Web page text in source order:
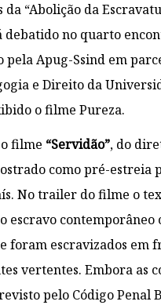
da “Abolição da
debatido no quarto
Apug-Ssind em
e Direito da
o filme Pureza.
filme “Servidão”, do
como pré-estreia
No trailer do filme o
contemporâneo
escravizados em
vertentes. Embora as
pelo Código Penal